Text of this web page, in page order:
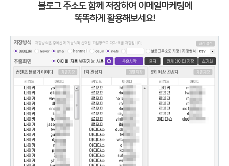
블로그 주소도 함께 저장하여 이메일마케팅에
똑똑하게 활용해보세요!